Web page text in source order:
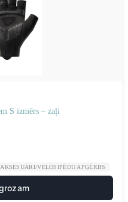
S izmērs – zaļi
VELOSIPĒDU APĢĒRBS